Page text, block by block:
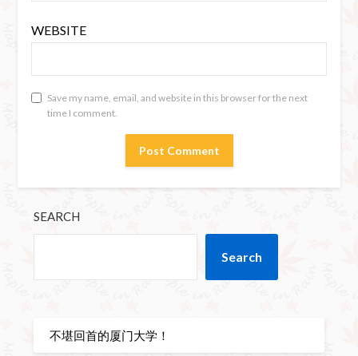
WEBSITE
Save my name, email, and website in this browser for the next
time I comment.
SEARCH
Search
不堪回首的厦门大学！